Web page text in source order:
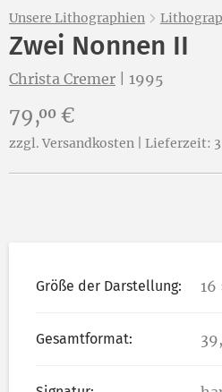
Unsere Lithographien
Zwei Nonnen II
Christa Cremer 1995
Preis:
79,00 €
zzgl. Versandkosten | Lieferzeit: 3
Größe der Darstellung: 16
Gesamtformat: